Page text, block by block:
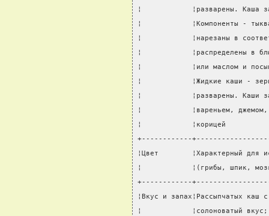
¦            ¦разварены. Каша
¦            ¦Компоненты -
¦            ¦нарезаны в
¦            ¦распределены в
¦            ¦или маслом и
¦            ¦Жидкие каши - зерна
¦            ¦разварены. Каши
¦            ¦вареньем, джемом,
¦            ¦корицей
+------------
¦Цвет        ¦Характерный для
¦            ¦(грибы, шпик,
+------------
¦Вкус и запах¦Рассыпчатых
¦            ¦солоноватый